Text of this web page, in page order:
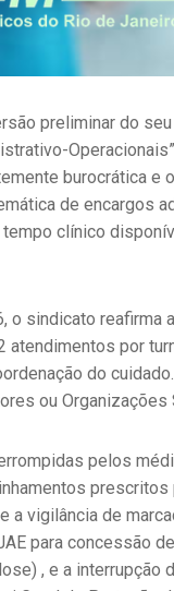
preliminar do
burocrática e
de encargos
clínico
sindicato
por
do
ou Organizações
pelos
vigilância de
para concessão
, e a